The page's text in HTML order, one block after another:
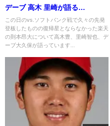
デーブ 高木 里崎が語る
2020.9.29
この日のvs.ソフトバンク戦で久々の先発
登板したものの復帰星とならなかった楽天
の則本昂大について高木豊、里崎智也、デ
ーブ大久保が語っています...